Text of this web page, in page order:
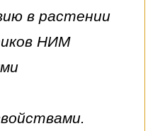
в растении
НИМ